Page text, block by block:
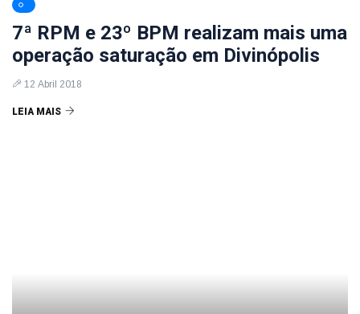
7ª RPM e 23º BPM realizam mais uma
operação saturação em Divinópolis
12 Abril 2018
LEIA MAIS